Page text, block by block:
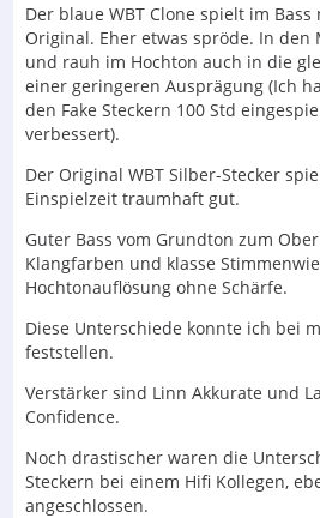
Der blaue WBT Clone spielt im
Original. Eher etwas spröde. In
und rauh im Hochton auch in die
einer geringeren Ausprägung (Ich
den Fake Steckern 100 Std
verbessert).
Der Original WBT Silber-Stecker
Einspielzeit traumhaft gut.
Guter Bass vom Grundton zum
Klangfarben und klasse
Hochtonauflösung ohne Schärfe.
Diese Unterschiede konnte ich bei
feststellen.
Verstärker sind Linn Akkurate und
Confidence.
Noch drastischer waren die
Steckern bei einem Hifi Kollegen,
angeschlossen.